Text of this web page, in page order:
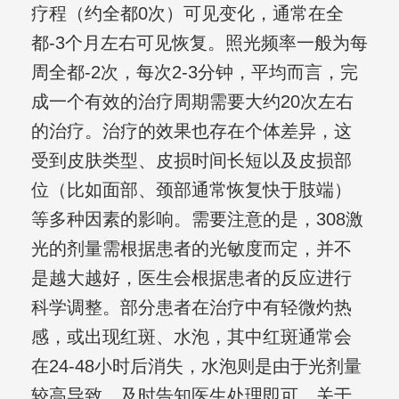
疗程（约全都0次）可见变化，通常在全
都-3个月左右可见恢复。照光频率一般为每
周全都-2次，每次2-3分钟，平均而言，完
成一个有效的治疗周期需要大约20次左右
的治疗。治疗的效果也存在个体差异，这
受到皮肤类型、皮损时间长短以及皮损部
位（比如面部、颈部通常恢复快于肢端）
等多种因素的影响。需要注意的是，308激
光的剂量需根据患者的光敏度而定，并不
是越大越好，医生会根据患者的反应进行
科学调整。部分患者在治疗中有轻微灼热
感，或出现红斑、水泡，其中红斑通常会
在24-48小时后消失，水泡则是由于光剂量